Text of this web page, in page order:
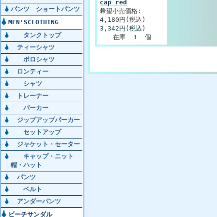
パンツ ショートパンツ
MEN'SCLOTHING
タンクトップ
ティーシャツ
ポロシャツ
ロンティー
シャツ
トレーナー
パーカー
ジップアップパーカー
セットアップ
ジャケット・セーター
キャップ・ニット
帽・ハット
パンツ
ベルト
アンダーパンツ
ビーチサンダル
cap red
希望小売価格:
4,180円(税込)
3,342円(税込)
在庫 1 個